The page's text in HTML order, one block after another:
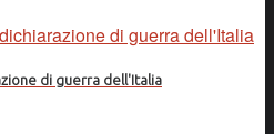
di guerra dell'Italia